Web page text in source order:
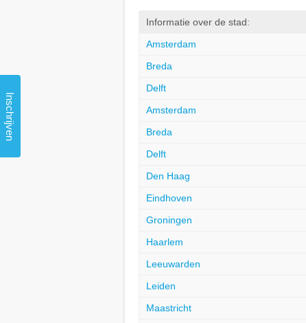
Informatie over de stad:
Amsterdam
Breda
Delft
Amsterdam
Breda
Delft
Den Haag
Eindhoven
Groningen
Haarlem
Leeuwarden
Leiden
Maastricht
Inschrijven